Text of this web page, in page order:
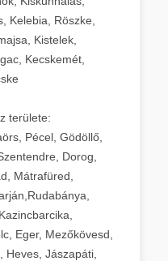
Kelebia, Röszke,
Kistelek,
Kecskemét,
területe:
Pécel, Gödöllő,
Dorog,
Mátrafüred,
Eger, Mezőkövesd,
Heves, Jászapáti,